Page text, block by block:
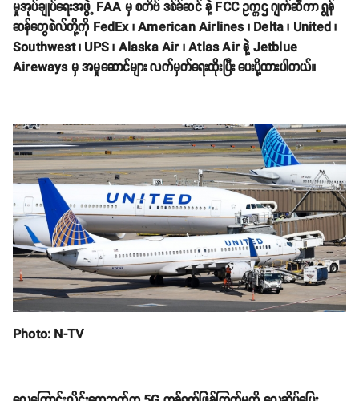
မှုအုပ်ချုပ်ရေးအဖွဲ့ FAA မှ စတိဗ် ဒစ်ခ်ဆင် နဲ့ FCC ဥက္ကဌ ဂျက်ဆီကာ ရွန်
ဆန်တွေစဲလ်တို့ကို FedEx ၊ American Airlines ၊ Delta ၊ United ၊
Southwest ၊ UPS ၊ Alaska Air ၊ Atlas Air နဲ့ Jetblue
Aireways မှ အမှုဆောင်များ လက်မှတ်ရေးထိုးပြီး ပေးပို့ထားပါတယ်။
Photo: N-TV